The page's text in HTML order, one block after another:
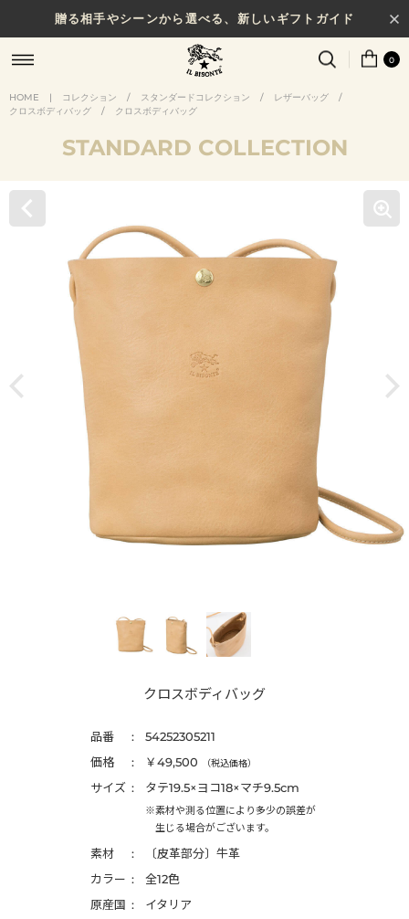
贈る相手やシーンから選べる、新しいギフトガイド
0
HOME | コレクション / スタンダードコレクション / レザーバッグ
/
クロスボディバッグ
/ クロスボディバッグ
STANDARD COLLECTION
クロスボディバッグ
品番
54252305211
価格
￥49,500 （税込価格）
サイズ タテ19.5×ヨコ18×マチ9.5cm
※素材や測る位置により多少の誤差が
生じる場合がございます。
素材
〔皮革部分〕牛革
カラー
全12色
原産国
イタリア